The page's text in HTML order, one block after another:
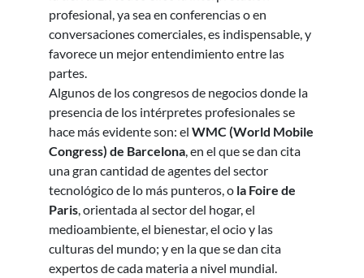
profesional, ya sea en conferencias o en
conversaciones comerciales, es indispensable, y
favorece un mejor entendimiento entre las
partes.
Algunos de los congresos de negocios donde la
presencia de los intérpretes profesionales se
hace más evidente son: el WMC (World Mobile
Congress) de Barcelona , en el que se dan cita
una gran cantidad de agentes del sector
tecnológico de lo más punteros, o la Foire de
Paris , orientada al sector del hogar, el
medioambiente, el bienestar, el ocio y las
culturas del mundo; y en la que se dan cita
expertos de cada materia a nivel mundial.